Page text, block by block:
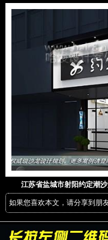
江苏省盐城市射阳约定潮
如果您喜欢本文，请分享到朋